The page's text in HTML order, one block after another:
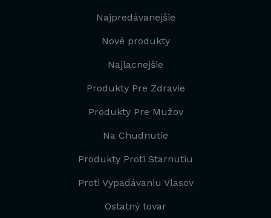
Najpredávanejšie
Nové produkty
Najlacnejšie
Produkty Pre Zdravie
Produkty Pre Mužov
Na Chudnutie
Produkty Proti Starnutiu
Proti Vypadávaniu Vlasov
Ostatný tovar